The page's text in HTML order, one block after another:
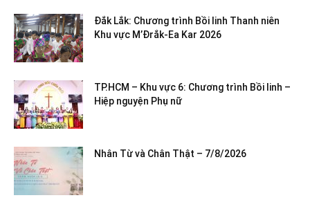
Đắk Lắk: Chương trình Bồi linh Thanh niên
Khu vực M’Đrắk-Ea Kar 2026
TP.HCM – Khu vực 6: Chương trình Bồi linh –
Hiệp nguyện Phụ nữ
Nhân Từ và Chân Thật – 7/8/2026